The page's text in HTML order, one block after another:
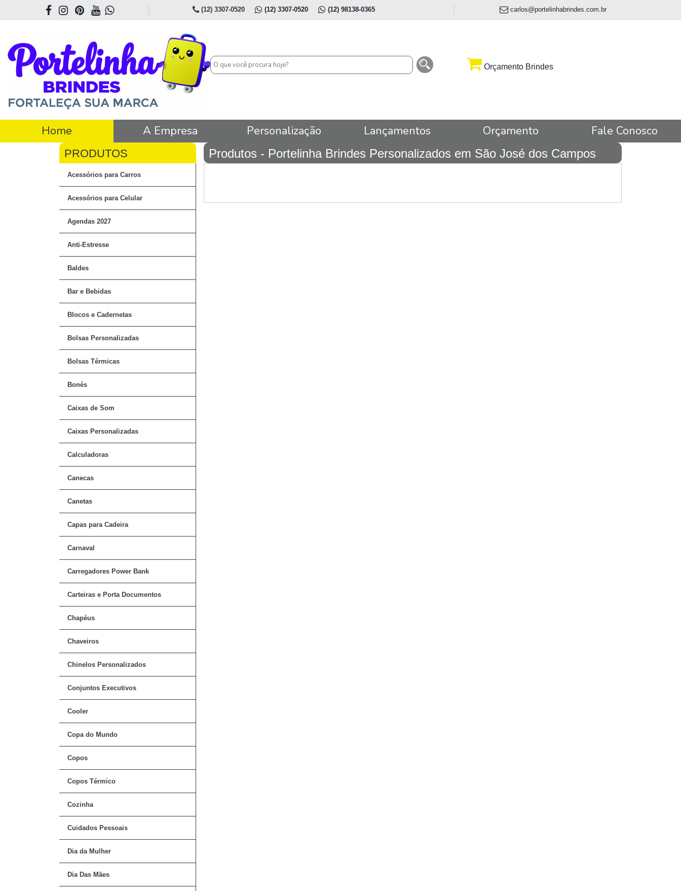
(12) 3307-0520 (12) 3307-0520 (12) 98138-0365 carlos@portelinhabrindes.com.br
Orçamento Brindes
Home A Empresa Personalização Lançamentos Orçamento Fale Conosco
Acessórios para Carros
Acessórios para Celular
Agendas 2027
Anti-Estresse
Baldes
Bar e Bebidas
Blocos e Cadernetas
Bolsas Personalizadas
Bolsas Térmicas
Bonés
Caixas de Som
Caixas Personalizadas
Calculadoras
Canecas
Canetas
Capas para Cadeira
Carnaval
Carregadores Power Bank
Carteiras e Porta Documentos
Chapéus
Chaveiros
Chinelos Personalizados
Conjuntos Executivos
Cooler
Copa do Mundo
Copos
Copos Térmico
Cozinha
Cuidados Pessoais
Dia da Mulher
Dia Das Mães
Produtos - Portelinha Brindes Personalizados em São José dos Campos